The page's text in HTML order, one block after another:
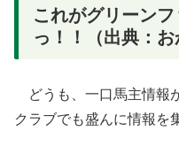
これがグリーン
っ！！（出典：お
どうも、一口馬主情報
クラブでも盛んに情報を